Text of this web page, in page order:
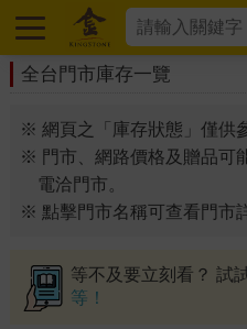
全台門市庫存一覽
※ 網頁之「庫存狀態」僅供
※ 門市、網路價格及贈品可
電洽門市。
※ 點擊門市名稱可查看門市
等不及要立刻看？ 試
等！